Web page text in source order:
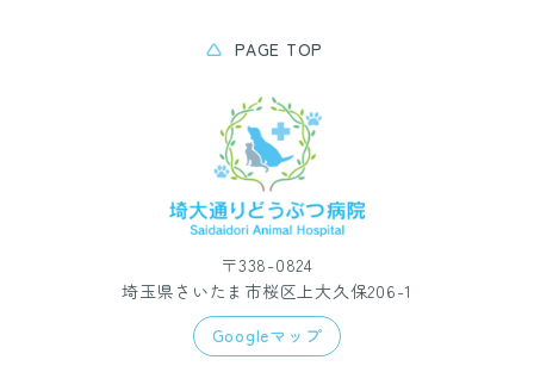
PAGE TOP
〒338-0824
埼玉県さいたま市桜区上大久保206-1
Googleマップ